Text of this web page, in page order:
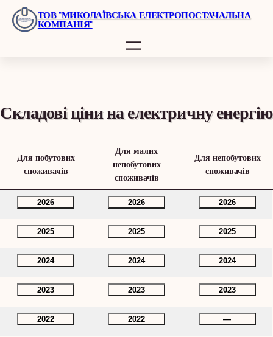
ПерейтиТОВ "МИКОЛАЇВСЬКА ЕЛЕКТРОПОСТАЧАЛЬНА
КОМПАНІЯ"
Складові ціни на електричну енергію
Для побутових
споживачів
Для малих
непобутових
споживачів
Для непобутових
споживачів
2026 2026 2026
2025 2025 2025
2024 2024 2024
2023 2023 2023
2022 2022 —